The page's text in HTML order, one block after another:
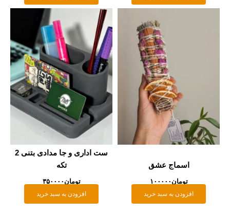
اسماج عشق
تومان۱۰۰۰۰۰
افزودن به سبد خرید
ست اداری و جا مدادی بتنی 2
تومان۳۵۰۰۰۰
افزودن به سبد خرید